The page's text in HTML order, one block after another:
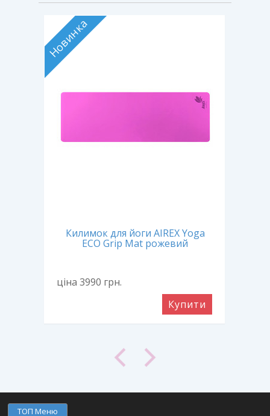
Новинка
Килимок для йоги AIREX Yoga
ECO Grip Mat рожевий
ціна 3990 грн.
Купити
ТОП Меню